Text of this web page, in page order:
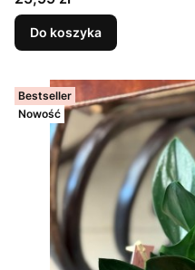
Do koszyka
Bestseller
Nowość